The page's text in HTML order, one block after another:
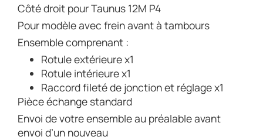
Côté droit pour Taunus 12M P4
Pour modèle avec frein avant à tambours
Ensemble comprenant :
Rotule extérieure x1
Rotule intérieure x1
Raccord fileté de jonction et réglage x1
Pièce échange standard
Envoi de votre ensemble au préalable avant
envoi d’un nouveau